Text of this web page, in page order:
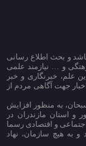
و بحث اطلاع رسانی
و … نیازمند علمی
علم، خبرنگاری و خبر
جهت آگاهی مردم از
سبحان، به منظور افزایش
و استان مازندران در
زمینه اجتماعی و اقتصادی رسما
به هیچ سازمان، نهاد